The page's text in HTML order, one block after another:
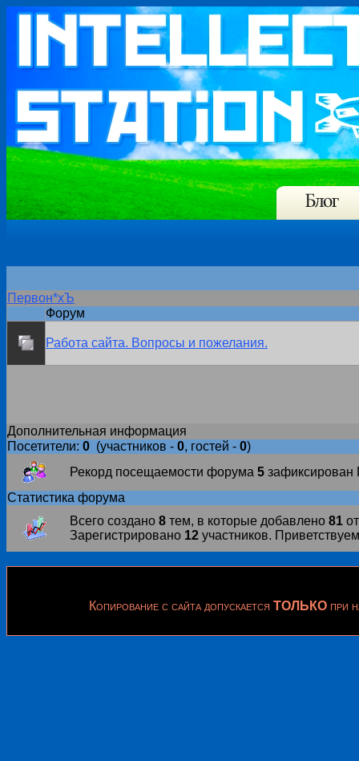
Первон*хЪ
Форум
Работа сайта. Вопросы и пожелания.
Дополнительная информация
Посетители: 0 (участников - 0, гостей - 0)
Рекорд посещаемости форума 5 зафиксирован
Статистика форума
Всего создано 8 тем, в которые добавлено 81
Зарегистрировано 12 участников.
Копирование с сайта допускается ТОЛЬКО при